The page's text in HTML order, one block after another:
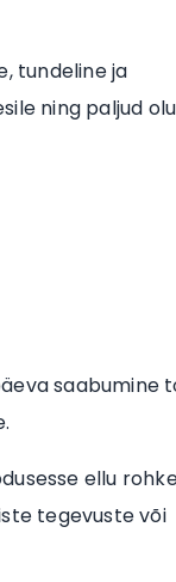
tundeline ja
ning paljud
saabumine
ellu
tegevuste või